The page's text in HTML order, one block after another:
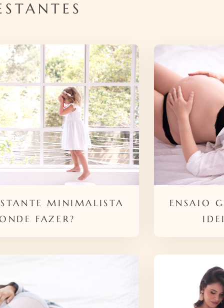
MINIMALISTA
FAZER?
ENSAIO